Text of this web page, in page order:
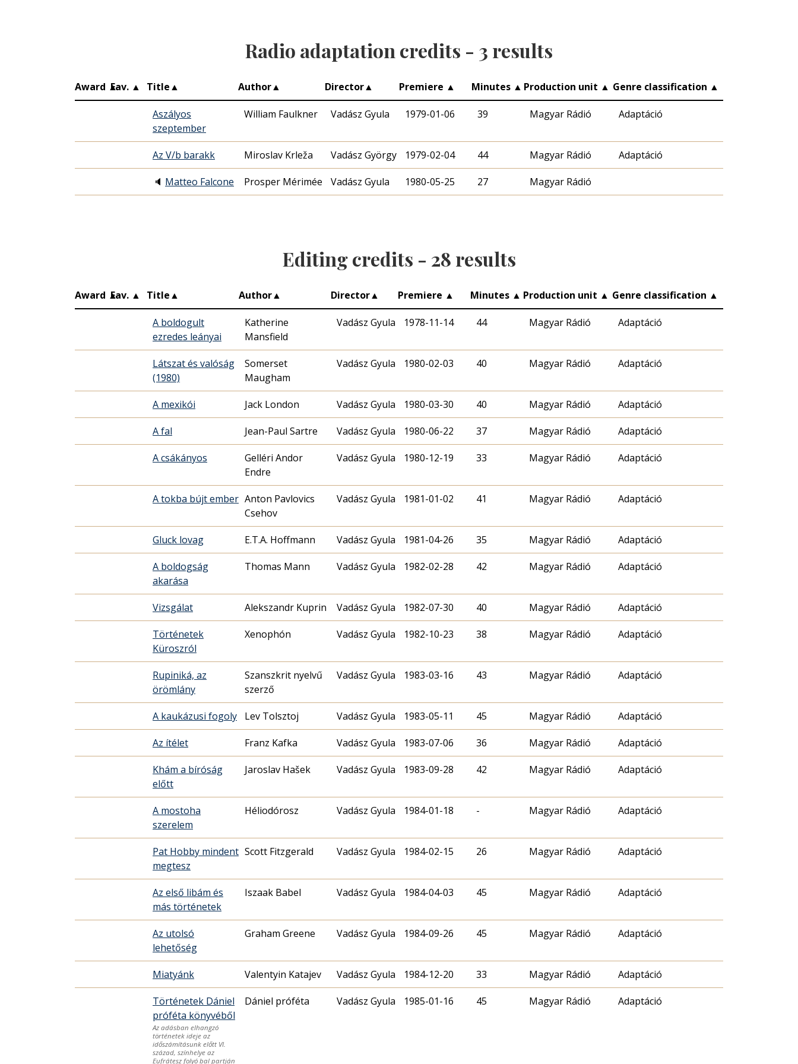
Radio adaptation credits - 3 results
Award ▲
Fav. ▲ Title▲ Author▲ Director▲ Premiere ▲ Minutes ▲ Production unit ▲ Genre classification ▲
Aszályos
szeptember
William Faulkner Vadász Gyula 1979-01-06 39 Magyar Rádió Adaptáció
Az V/b barakk Miroslav Krleža Vadász György 1979-02-04 44 Magyar Rádió Adaptáció
🔈 Matteo Falcone Prosper Mérimée Vadász Gyula 1980-05-25 27 Magyar Rádió
Editing credits - 28 results
Award ▲
Fav. ▲ Title▲ Author▲ Director▲ Premiere ▲ Minutes ▲ Production unit ▲ Genre classification ▲
A boldogult
ezredes leányai
Katherine
Mansfield
Vadász Gyula 1978-11-14 44 Magyar Rádió Adaptáció
Látszat és valóság
(1980)
Somerset
Maugham
Vadász Gyula 1980-02-03 40 Magyar Rádió Adaptáció
A mexikói Jack London Vadász Gyula 1980-03-30 40 Magyar Rádió Adaptáció
A fal Jean-Paul Sartre Vadász Gyula 1980-06-22 37 Magyar Rádió Adaptáció
A csákányos
Gelléri Andor
Endre
Vadász Gyula 1980-12-19 33 Magyar Rádió Adaptáció
A tokba bújt ember Anton Pavlovics
Csehov
Vadász Gyula 1981-01-02 41 Magyar Rádió Adaptáció
Gluck lovag E.T.A. Hoffmann Vadász Gyula 1981-04-26 35 Magyar Rádió Adaptáció
A boldogság
akará­sa
Thomas Mann Vadász Gyula 1982-02-28 42 Magyar Rádió Adaptáció
Vizsgálat Alekszandr Kuprin Vadász Gyula 1982-07-30 40 Magyar Rádió Adaptáció
Történetek
Küroszról
Xenophón Vadász Gyula 1982-10-23 38 Magyar Rádió Adaptáció
Rupiniká, az
örömlány
Szanszkrit nyelvű
szerző
Vadász Gyula 1983-03-16 43 Magyar Rádió Adaptáció
A kaukázusi fogoly Lev Tolsztoj Vadász Gyula 1983-05-11 45 Magyar Rádió Adaptáció
Az ítélet Franz Kafka Vadász Gyula 1983-07-06 36 Magyar Rádió Adaptáció
Khám a bíróság
előtt
Jaroslav Hašek Vadász Gyula 1983-09-28 42 Magyar Rádió Adaptáció
A mostoha
szerelem
Héliodórosz Vadász Gyula 1984-01-18 - Magyar Rádió Adaptáció
Pat Hobby mindent
megtesz
Scott Fitzgerald Vadász Gyula 1984-02-15 26 Magyar Rádió Adaptáció
Az első libám és
más történetek
Iszaak Babel Vadász Gyula 1984-04-03 45 Magyar Rádió Adaptáció
Az utolsó
lehetőség
Graham Greene Vadász Gyula 1984-09-26 45 Magyar Rádió Adaptáció
Miatyánk Valentyin Katajev Vadász Gyula 1984-12-20 33 Magyar Rádió Adaptáció
Történetek Dániel
próféta könyvéből
Az adásban elhangzó
történetek ideje az
időszámításunk előtt VI.
század, színhelye az
Eufrátesz folyó bal partján
Dániel próféta Vadász Gyula 1985-01-16 45 Magyar Rádió Adaptáció